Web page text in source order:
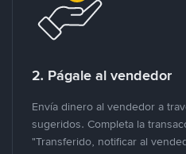
2. Págale al vendedor
Envía dinero al vendedor a
sugeridos. Completa la
"Transferido, notificar al